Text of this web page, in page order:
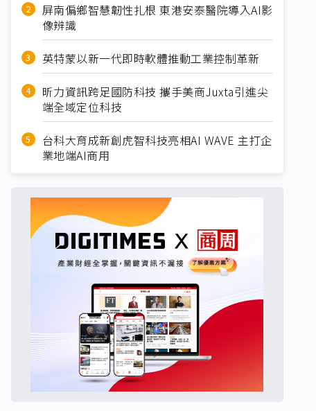
屏南偏鄉智慧韌性扎根 東港安泰醫院導入AI影
像辨識
英特蒙以新一代即時軟體推動工業控制革新
昕力資訊跨足國防科技 攜手美商Juxta引進尖
端全域定位科技
台科大育成新創虎智科技亮相AI WAVE 主打企
業地端AI商用